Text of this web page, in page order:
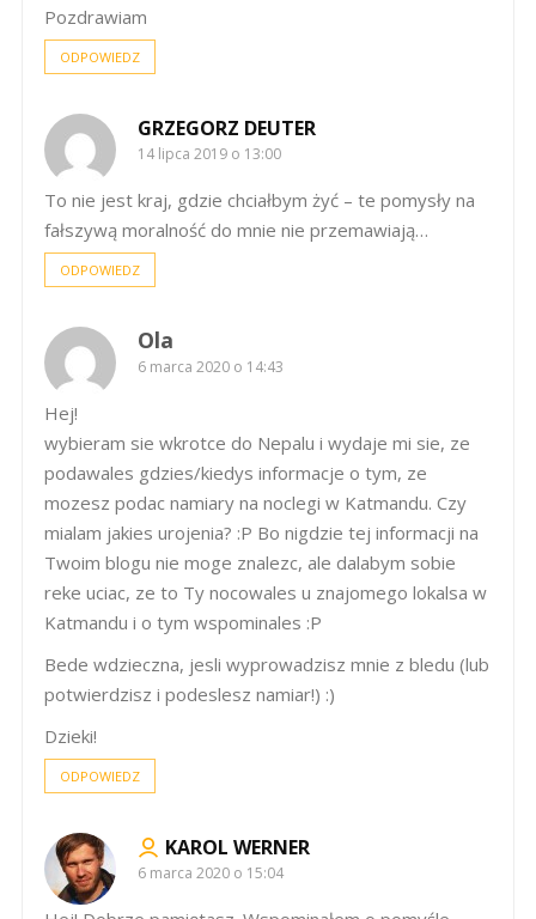
Pozdrawiam
ODPOWIEDZ
GRZEGORZ DEUTER
14 lipca 2019 o 13:00
To nie jest kraj, gdzie chciałbym żyć – te pomysły na
fałszywą moralność do mnie nie przemawiają…
ODPOWIEDZ
Ola
6 marca 2020 o 14:43
Hej!
wybieram sie wkrotce do Nepalu i wydaje mi sie, ze
podawales gdzies/kiedys informacje o tym, ze
mozesz podac namiary na noclegi w Katmandu. Czy
mialam jakies urojenia? :P Bo nigdzie tej informacji na
Twoim blogu nie moge znalezc, ale dalabym sobie
reke uciac, ze to Ty nocowales u znajomego lokalsa w
Katmandu i o tym wspominales :P
Bede wdzieczna, jesli wyprowadzisz mnie z bledu (lub
potwierdzisz i podeslesz namiar!) :)
Dzieki!
ODPOWIEDZ
KAROL WERNER
6 marca 2020 o 15:04